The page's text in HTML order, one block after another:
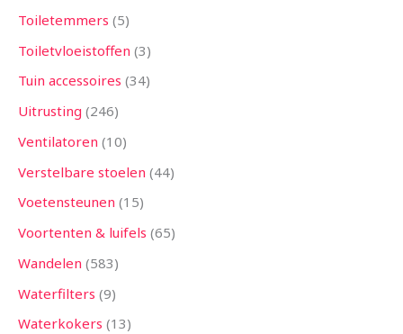
Toiletemmers 5
Toiletvloeistoffen 3
Tuin accessoires 34
Uitrusting 246
Ventilatoren 10
Verstelbare stoelen 44
Voetensteunen 15
Voortenten & luifels 65
Wandelen 583
Waterfilters 9
Waterkokers 13